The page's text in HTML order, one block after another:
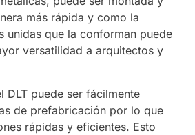
más rápida y como la
unidas que la conforman puede
versatilidad a arquitectos y
DLT puede ser fácilmente
de prefabricación por lo que
rápidas y eficientes. Esto